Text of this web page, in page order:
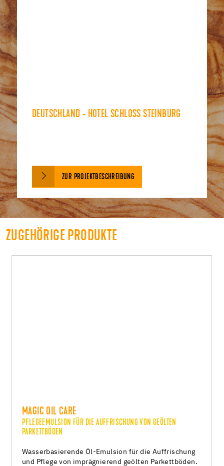
DEUTSCHLAND - HOTEL SCHLOSS STEINBURG
ZUR PROJEKTBESCHREIBUNG
ZUGEHÖRIGE PRODUKTE
MAGIC OIL CARE
PFLEGEEMULSION FÜR DIE AUFFRISCHUNG VON GEÖLTEN
PARKETTBÖDEN
Wasserbasierende Öl-Emulsion für die Auffrischung
und Pflege von imprägnierend geölten Parkettböden.